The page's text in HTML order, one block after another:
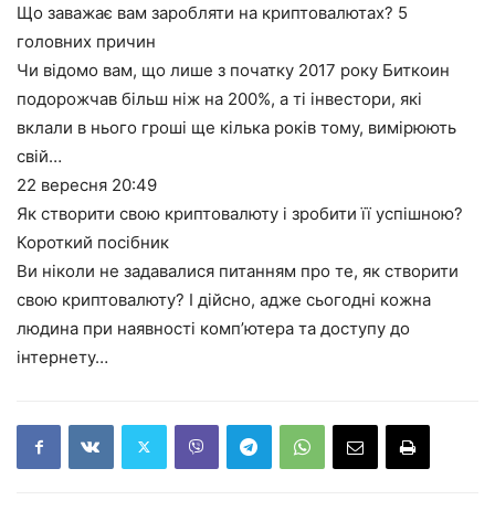
Що заважає вам заробляти на криптовалютах? 5
головних причин
Чи відомо вам, що лише з початку 2017 року Биткоин
подорожчав більш ніж на 200%, а ті інвестори, які
вклали в нього гроші ще кілька років тому, вимірюють
свій…
22 вересня 20:49
Як створити свою криптовалюту і зробити її успішною?
Короткий посібник
Ви ніколи не задавалися питанням про те, як створити
свою криптовалюту? І дійсно, адже сьогодні кожна
людина при наявності комп’ютера та доступу до
інтернету…